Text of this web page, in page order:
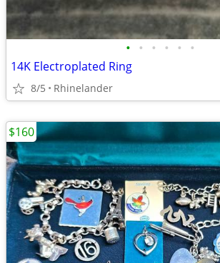
• • • • • •
14K Electroplated Ring
8/5 Rhinelander
$160